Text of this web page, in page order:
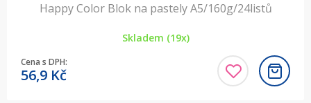
Happy Color Blok na pastely A5/160g/24listů
Skladem (19x)
Cena s DPH:
56,9 Kč